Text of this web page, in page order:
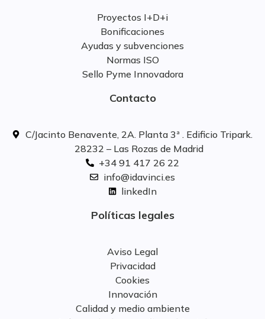
Proyectos I+D+i
Bonificaciones
Ayudas y subvenciones
Normas ISO
Sello Pyme Innovadora
Contacto
C/Jacinto Benavente, 2A. Planta 3ª . Edificio Tripark.
28232 – Las Rozas de Madrid
+34 91 417 26 22
info@idavinci.es
linkedIn
Políticas legales
Aviso Legal
Privacidad
Cookies
Innovación
Calidad y medio ambiente